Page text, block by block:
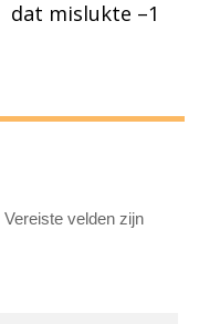
dat mislukte –1
Vereiste velden zijn